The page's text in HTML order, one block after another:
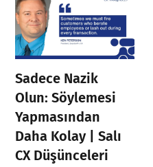
Sadece Nazik
Olun: Söylemesi
Yapmasından
Daha Kolay | Salı
CX Düşünceleri